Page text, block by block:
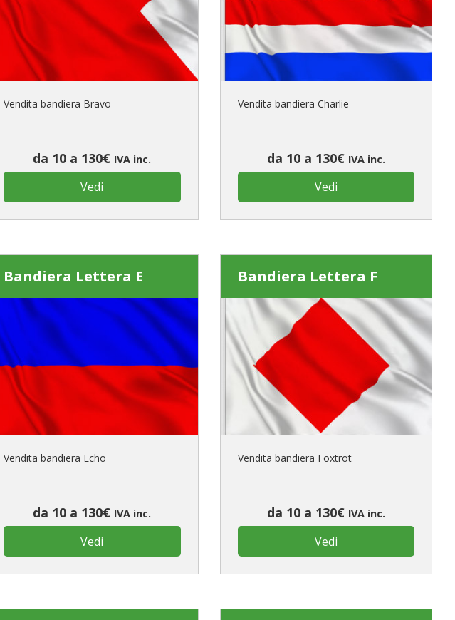
È il tuo primo ordine?
CREA UN NUOVO ACCOUNT
Vendita bandiera Bravo
da 10 a 130€ IVA inc.
Vedi
Vendita bandiera Charlie
da 10 a 130€ IVA inc.
Vedi
Bandiera Lettera E
Vendita bandiera Echo
da 10 a 130€ IVA inc.
Vedi
Bandiera Lettera F
Vendita bandiera Foxtrot
da 10 a 130€ IVA inc.
Vedi